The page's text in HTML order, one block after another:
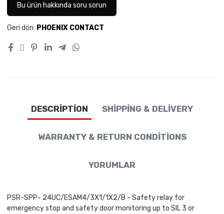
Bu ürün hakkında soru sorun
Geri dön: PHOENIX CONTACT
DESCRIPTION SHIPPING & DELIVERY
WARRANTY & RETURN CONDITIONS
YORUMLAR
PSR-SPP- 24UC/ESAM4/3X1/1X2/B - Safety relay for
emergency stop and safety door monitoring up to SIL 3 or